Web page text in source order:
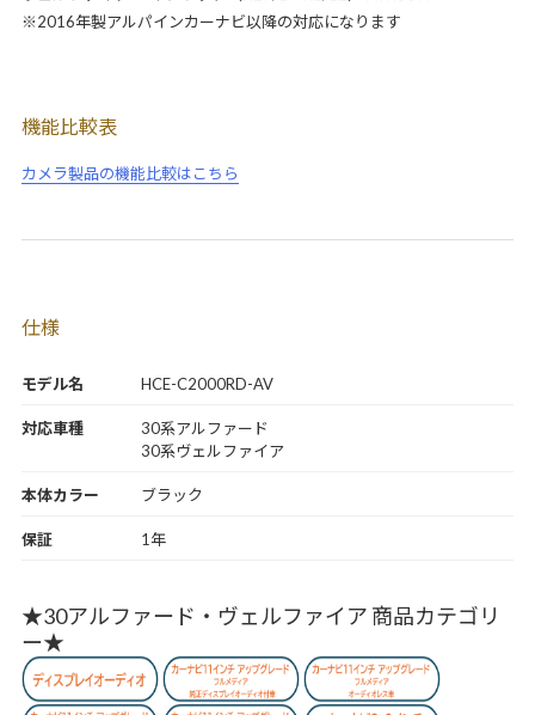
モデル名 HCE-C2000RD-AV
※2016年製アルパインカーナビ以降の対応になります
機能比較表
カメラ製品の機能比較はこちら
仕様
対応車種
30系アルファード
30系ヴェルファイア
本体カラー ブラック
保証 1年
★30アルファード・ヴェルファイア 商品カテゴリ
ー★